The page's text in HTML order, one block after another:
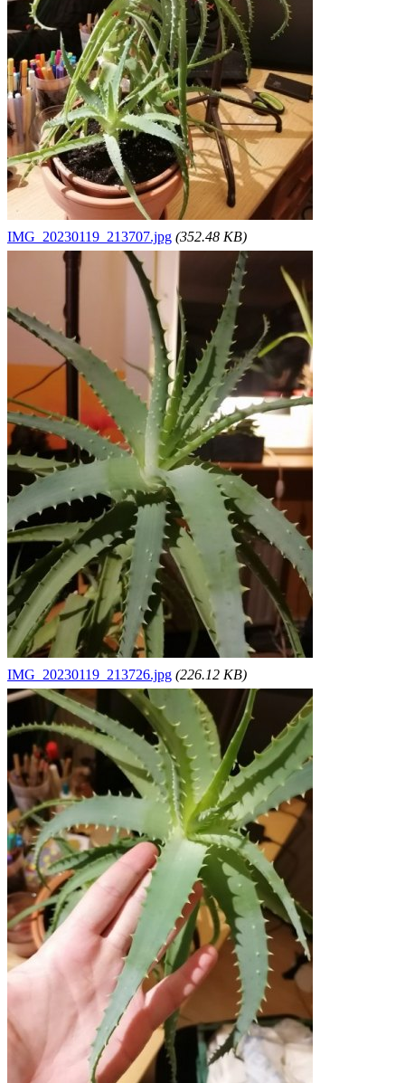
IMG_20230119_213707.jpg (352.48 KB)
IMG_20230119_213726.jpg (226.12 KB)